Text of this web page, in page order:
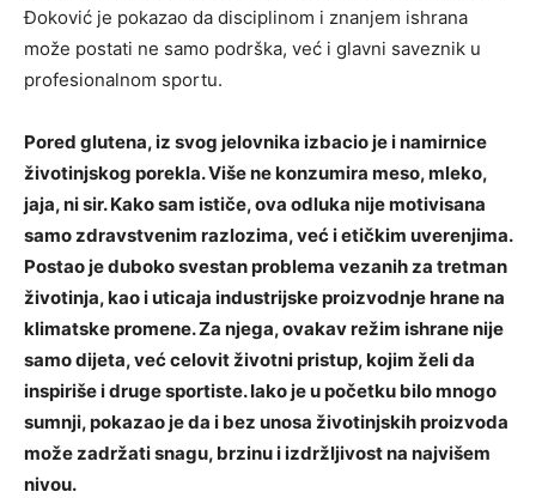
Đoković je pokazao da disciplinom i znanjem ishrana
može postati ne samo podrška, već i glavni saveznik u
profesionalnom sportu.
Pored glutena, iz svog jelovnika izbacio je i namirnice
životinjskog porekla. Više ne konzumira meso, mleko,
jaja, ni sir. Kako sam ističe, ova odluka nije motivisana
samo zdravstvenim razlozima, već i etičkim uverenjima.
Postao je duboko svestan problema vezanih za tretman
životinja, kao i uticaja industrijske proizvodnje hrane na
klimatske promene. Za njega, ovakav režim ishrane nije
samo dijeta, već celovit životni pristup, kojim želi da
inspiriše i druge sportiste. Iako je u početku bilo mnogo
sumnji, pokazao je da i bez unosa životinjskih proizvoda
može zadržati snagu, brzinu i izdržljivost na najvišem
nivou.